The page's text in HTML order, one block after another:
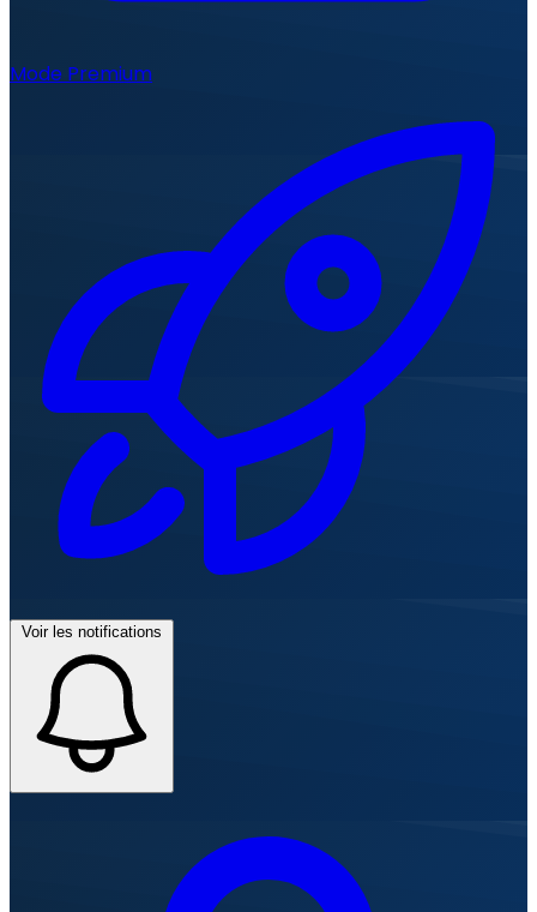
Mode Premium
Voir les notifications